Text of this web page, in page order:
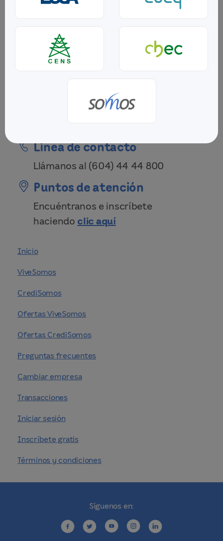
Línea de contacto
Llámanos al (604) 44 44 800
Puntos de atención
Encuéntranos e inscríbete
haciendo clic aquí
Inicio
ViveSomos
CrediSomos
Ofertas ViveSomos
Ofertas CrediSomos
Preguntas frecuentes
Cambiar empresa
Transacciones
Iniciar sesión
Inscríbete gratis
Términos y condiciones
Síguenos en: